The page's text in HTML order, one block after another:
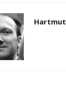
Hartmut